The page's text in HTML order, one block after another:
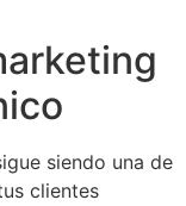
siendo una de
clientes